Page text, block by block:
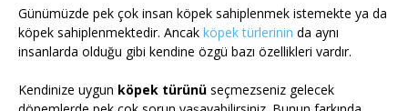
Günümüzde pek çok insan köpek sahiplenmek istemekte ya da
köpek sahiplenmektedir. Ancak köpek türlerinin da aynı
insanlarda olduğu gibi kendine özgü bazı özellikleri vardır.
Kendinize uygun köpek türünü seçmezseniz gelecek